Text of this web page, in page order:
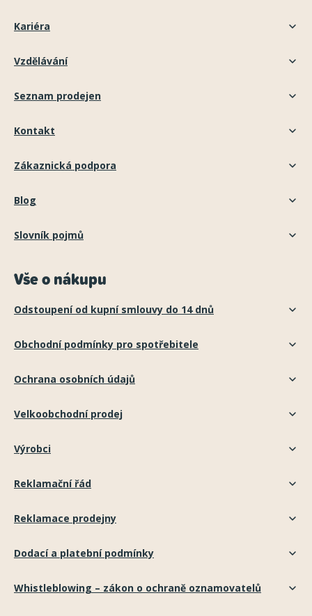
Kariéra
Vzdělávání
Seznam prodejen
Kontakt
Zákaznická podpora
Blog
Slovník pojmů
Vše o nákupu
Odstoupení od kupní smlouvy do 14 dnů
Obchodní podmínky pro spotřebitele
Ochrana osobních údajů
Velkoobchodní prodej
Výrobci
Reklamační řád
Reklamace prodejny
Dodací a platební podmínky
Whistleblowing – zákon o ochraně oznamovatelů